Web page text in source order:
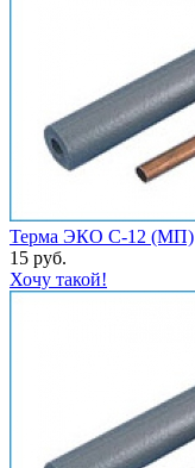
Терма ЭКО С-12 (МП)
15 руб.
Хочу такой!